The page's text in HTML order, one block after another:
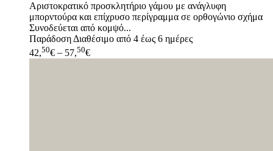
Αριστοκρατικό προσκλητήριο γάμου με ανάγλυφη
μπορντούρα και επίχρυσο περίγραμμα σε ορθογώνιο σχήμα
Συνοδεύεται από κομψό...
Παράδοση Διαθέσιμο από 4 έως 6 ημέρες
42,50€ – 57,50€